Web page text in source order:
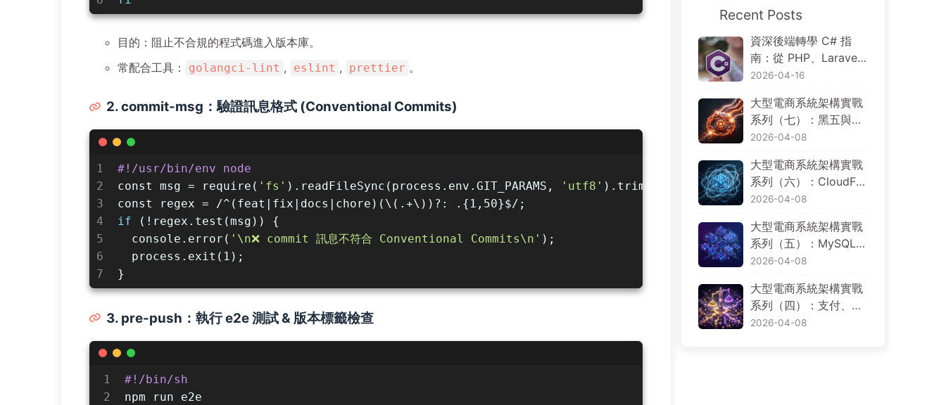
目的：阻止不合規的程式碼進入版本庫。
常配合工具：
golangci-lint , eslint , prettier 。
2. commit-msg：驗證訊息格式 (Conventional Commits)
1
2
3
4
5
6
7
#!/usr/bin/env node
const msg = require( 'fs' ).readFileSync(process.env.GIT_PARAMS, 'utf8' ).trim();
const regex = /^(feat|fix|docs|chore)(\(.+\))?: .{1,50}$/;
if (!regex.test(msg)) {
  console.error(
'\n❌ commit 訊息不符合 Conventional Commits\n' );
  process.exit(1);
}
3. pre-push：執行 e2e 測試 & 版本標籤檢查
1
2
#!/bin/sh
npm run e2e
Recent Posts
資深後端轉學 C# 指
南：從 PHP、Larave
l、Go、Node.js 到 .NE
電商實戰
2026-04-16
大型電商系統架構實戰
系列（七）：黑五與大
促場景下的限流、降
成本控制
2026-04-08
大型電商系統架構實戰
系列（六）：CloudFro
nt、WAF、ALB、EK
gion，AWS 基礎設施
如何規劃
2026-04-08
大型電商系統架構實戰
系列（五）：MySQL、
PostgreSQL、Dynam
arch 與 S3，資料到底
該放哪裡
2026-04-08
大型電商系統架構實戰
系列（四）：支付、退
款、帳務、對帳與交易
2026-04-08